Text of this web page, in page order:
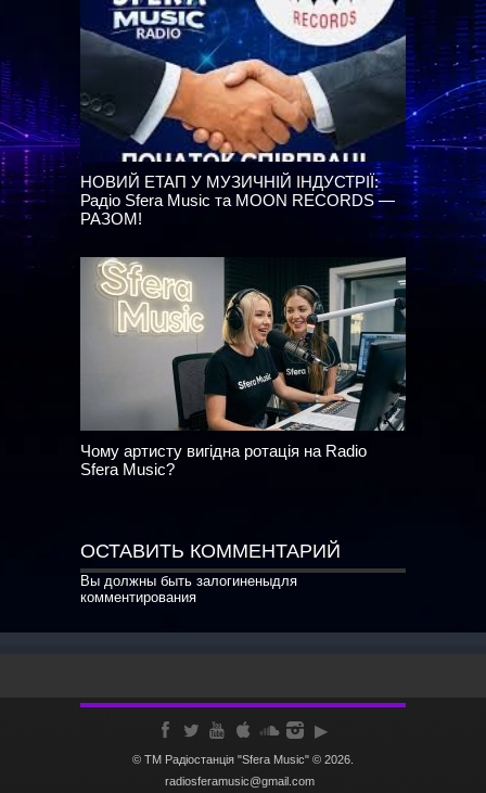
НОВИЙ ЕТАП У МУЗИЧНІЙ ІНДУСТРІЇ:
Радіо Sfera Music та MOON RECORDS —
РАЗОМ!
Чому артисту вигідна ротація на Radio
Sfera Music?
ОСТАВИТЬ КОММЕНТАРИЙ
Вы должны быть залогиненыдля
комментирования
© ТМ Радiостанцiя "Sfera Music" © 2026.
radiosferamusic@gmail.com